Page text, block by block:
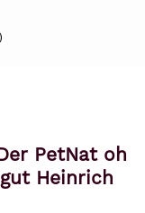
PetNat oh
Heinrich